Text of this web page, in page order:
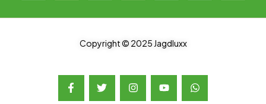
Copyright © 2025 Jagdluxx